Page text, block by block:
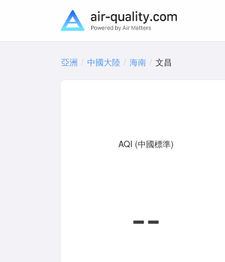
亞洲 中國大陸 海南 文昌
AQI (中國標準)
--